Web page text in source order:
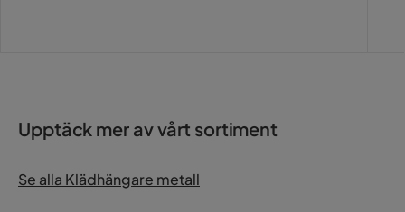
Upptäck mer av vårt sortiment
Se alla Klädhängare metall